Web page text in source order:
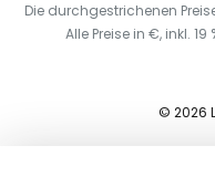
Die durchgestrichenen
Alle Preise in €, inkl.
© 2026